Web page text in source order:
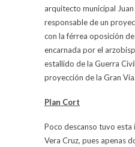
arquitecto municipal
responsable de un
con la férrea oposición
encarnada por el
estallido de la Guerra
proyección de la Gran Vía.
Plan Cort
Poco descanso tuvo esta
Vera Cruz, pues apenas